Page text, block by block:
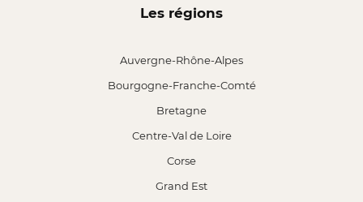
Les régions
Auvergne-Rhône-Alpes
Bourgogne-Franche-Comté
Bretagne
Centre-Val de Loire
Corse
Grand Est